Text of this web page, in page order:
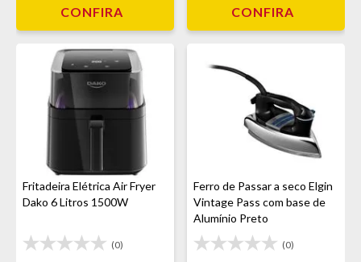
CONFIRA CONFIRA
Fritadeira Elétrica Air Fryer
Dako 6 Litros 1500W
(0)
Ferro de Passar a seco Elgin
Vintage Pass com base de
Alumínio Preto
(0)